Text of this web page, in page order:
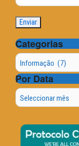
Categorias
Categorias
Por Data
Por
Data